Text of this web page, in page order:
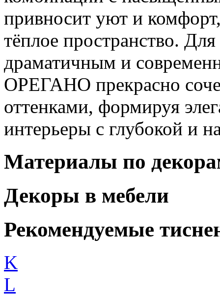
привносит уют и
тёплое пространство.
драматичным и
ОРЕГАНО прекрасно
оттенками, формируя
интерьеры с глубокой и
Материалы по
Декоры в мебели
Рекомендуемые
K
L